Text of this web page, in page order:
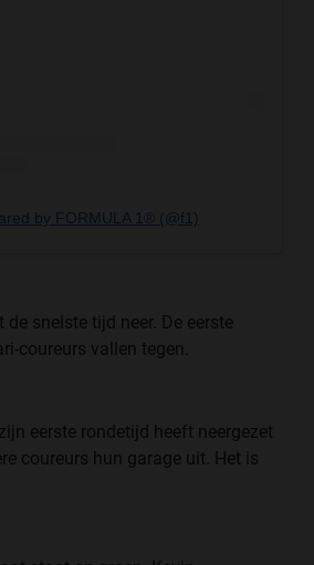
by FORMULA 1® (@f1)
de snelste tijd neer. De eerste
coureurs vallen tegen.
eerste rondetijd heeft neergezet
coureurs hun garage uit. Het is